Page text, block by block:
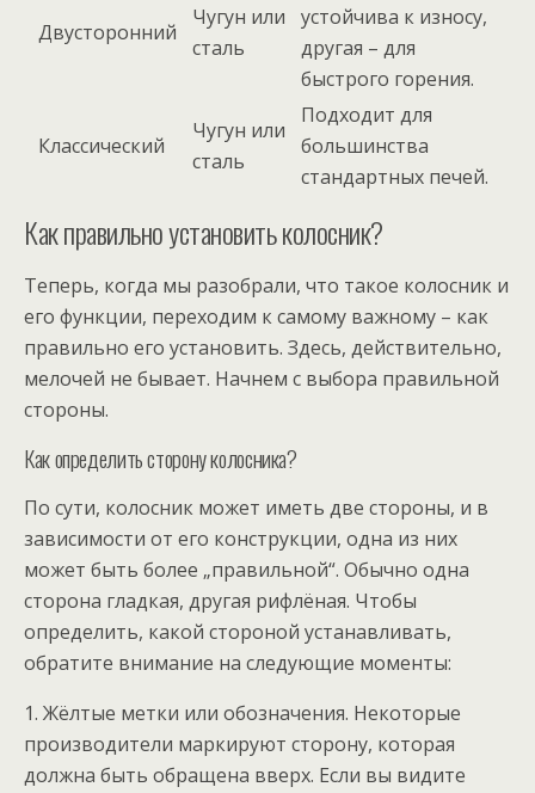
Двусторонний
Чугун или
сталь
устойчива к износу,
другая – для
быстрого горения.
Классический
Чугун или
сталь
Подходит для
большинства
стандартных печей.
Как правильно установить колосник?
Теперь, когда мы разобрали, что такое колосник и
его функции, переходим к самому важному – как
правильно его установить. Здесь, действительно,
мелочей не бывает. Начнем с выбора правильной
стороны.
Как определить сторону колосника?
По сути, колосник может иметь две стороны, и в
зависимости от его конструкции, одна из них
может быть более „правильной“. Обычно одна
сторона гладкая, другая рифлёная. Чтобы
определить, какой стороной устанавливать,
обратите внимание на следующие моменты:
1. Жёлтые метки или обозначения. Некоторые
производители маркируют сторону, которая
должна быть обращена вверх. Если вы видите